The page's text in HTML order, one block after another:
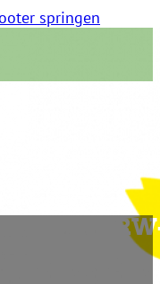
springen
CDU: